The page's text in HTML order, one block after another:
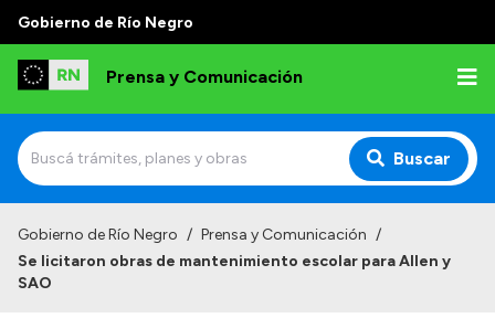
Gobierno de Río Negro
Prensa y Comunicación
Buscar
Institucional
Gobierno de Río Negro / Prensa y Comunicación /
Se licitaron obras de mantenimiento escolar para Allen y
SAO